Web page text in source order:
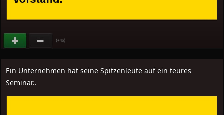
(+46)
Ein Unternehmen hat seine Spitzenleute auf ein teures
Seminar..